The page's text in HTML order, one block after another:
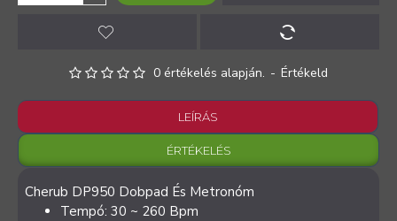
0 értékelés alapján. - Értékeld
LEÍRÁS
ÉRTÉKELÉS
Cherub DP950 Dobpad És Metronóm
Tempó: 30 ~ 260 Bpm